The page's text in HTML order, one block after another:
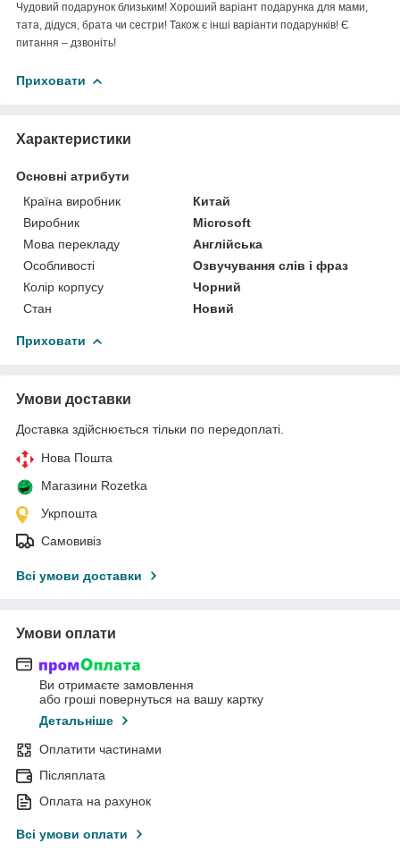
Чудовий подарунок близьким! Хороший варіант подарунка для мами,
тата, дідуся, брата чи сестри! Також є інші варіанти подарунків! Є
питання – дзвоніть!
Приховати
Характеристики
Основні атрибути
Країна виробник
Китай
Виробник
Microsoft
Мова перекладу
Англійська
Особливості
Озвучування слів і фраз
Колір корпусу
Чорний
Стан
Новий
Приховати
Умови доставки
Доставка здійснюється тільки по передоплаті.
Нова Пошта
Магазини Rozetka
Укрпошта
Самовивіз
Всі умови доставки
Умови оплати
Ви отримаєте замовлення
або гроші повернуться на вашу картку
Детальніше
Оплатити частинами
Післяплата
Оплата на рахунок
Всі умови оплати